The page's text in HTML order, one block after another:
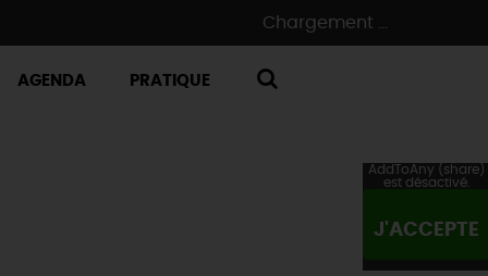
Chargement ...
AGENDA PRATIQUE
AddToAny (share)
est désactivé.
J'ACCEPTE